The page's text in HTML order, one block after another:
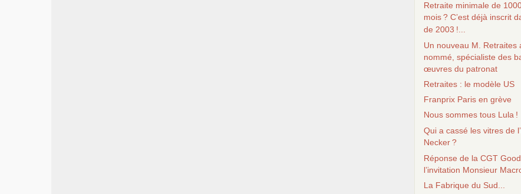
Retraite minimale de
mois? C’est déjà inscrit
de 2003 !...
Un nouveau M. Retraites
nommé, spécialiste des
œuvres du patronat
Retraites : le modèle US
Franprix Paris en grève
Nous sommes tous Lula !
Qui a cassé les vitres de
Necker?
Réponse de la CGT
l’invitation Monsieur
La Fabrique du Sud...